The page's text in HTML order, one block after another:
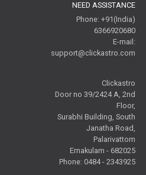
NEED ASSISTANCE
Phone: +91(India)
6366920680
E-mail:
support@clickastro.com
Clickastro
Door no 39/2424 A, 2nd
Floor,
Surabhi Building, South
Janatha Road,
Palarivattom
Ernakulam - 682025
Phone: 0484 - 2343925